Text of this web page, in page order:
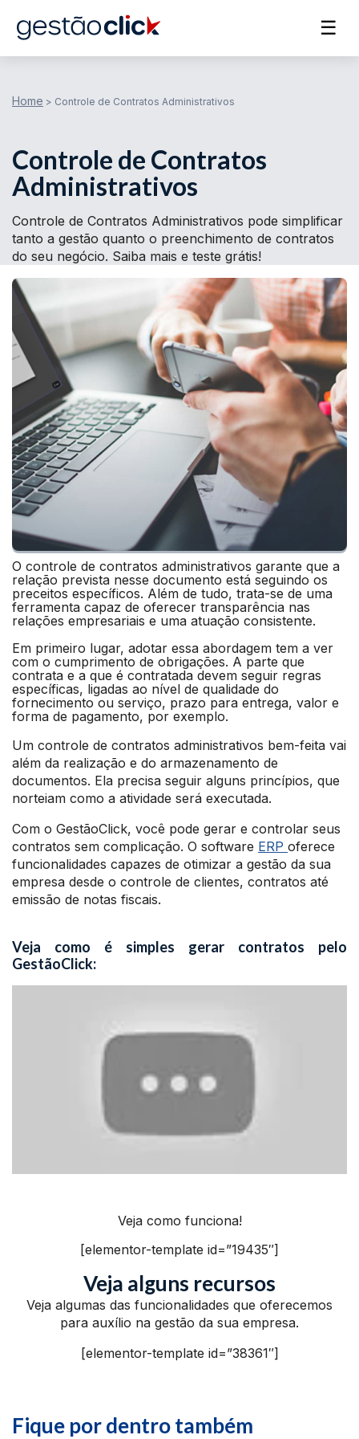
☰
Home > Controle de Contratos Administrativos
Controle de Contratos
Administrativos
Controle de Contratos Administrativos pode simplificar
tanto a gestão quanto o preenchimento de contratos
do seu negócio. Saiba mais e teste grátis!
O controle de contratos administrativos garante que a
relação prevista nesse documento está seguindo os
preceitos específicos. Além de tudo, trata-se de uma
ferramenta capaz de oferecer transparência nas
relações empresariais e uma atuação consistente.
Em primeiro lugar, adotar essa abordagem tem a ver
com o cumprimento de obrigações. A parte que
contrata e a que é contratada devem seguir regras
específicas, ligadas ao nível de qualidade do
fornecimento ou serviço, prazo para entrega, valor e
forma de pagamento, por exemplo.
Um controle de contratos administrativos bem-feita vai
além da realização e do armazenamento de
documentos. Ela precisa seguir alguns princípios, que
norteiam como a atividade será executada.
Com o GestãoClick, você pode gerar e controlar seus
contratos sem complicação. O software ERP oferece
funcionalidades capazes de otimizar a gestão da sua
empresa desde o controle de clientes, contratos até
emissão de notas fiscais.
Veja como é simples gerar contratos pelo
GestãoClick:
Veja como funciona!
[elementor-template id=”19435″]
Veja alguns recursos
Veja algumas das funcionalidades que oferecemos
para auxílio na gestão da sua empresa.
[elementor-template id=”38361″]
Fique por dentro também